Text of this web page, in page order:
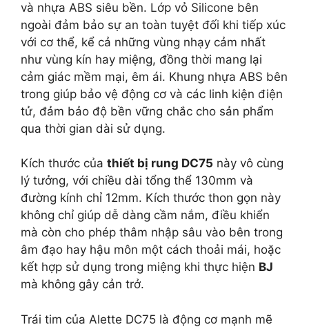
và nhựa ABS siêu bền. Lớp vỏ Silicone bên
ngoài đảm bảo sự an toàn tuyệt đối khi tiếp xúc
với cơ thể, kể cả những vùng nhạy cảm nhất
như vùng kín hay miệng, đồng thời mang lại
cảm giác mềm mại, êm ái. Khung nhựa ABS bên
trong giúp bảo vệ động cơ và các linh kiện điện
tử, đảm bảo độ bền vững chắc cho sản phẩm
qua thời gian dài sử dụng.
Kích thước của thiết bị rung DC75 này vô cùng
lý tưởng, với chiều dài tổng thể 130mm và
đường kính chỉ 12mm. Kích thước thon gọn này
không chỉ giúp dễ dàng cầm nắm, điều khiển
mà còn cho phép thâm nhập sâu vào bên trong
âm đạo hay hậu môn một cách thoải mái, hoặc
kết hợp sử dụng trong miệng khi thực hiện BJ
mà không gây cản trở.
Trái tim của Alette DC75 là động cơ mạnh mẽ